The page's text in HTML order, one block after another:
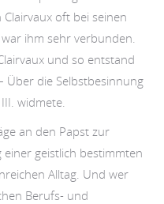
oft bei seinen
ihm sehr verbunden.
und so entstand
Über die Selbstbesinnung
widmete.
an den Papst zur
geistlich bestimmten
Alltag. Und wer
Berufs- und